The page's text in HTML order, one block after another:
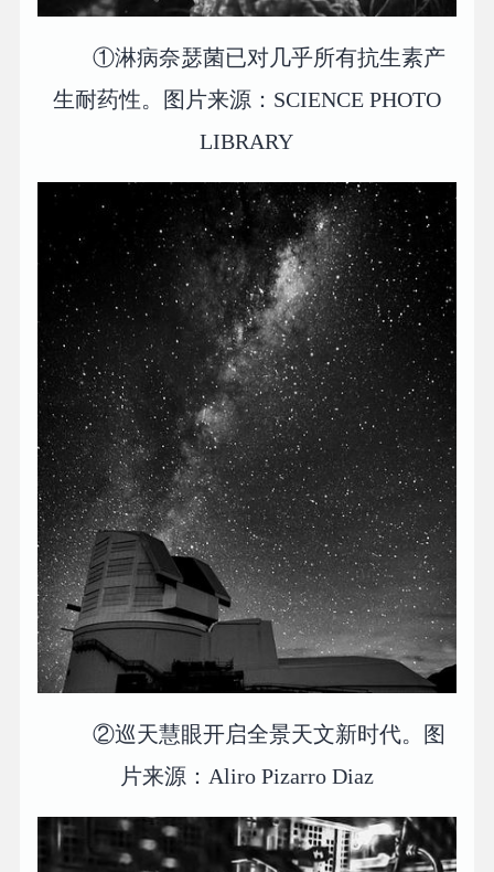
①淋病奈瑟菌已对几乎所有抗生素产
生耐药性。图片来源：SCIENCE PHOTO
LIBRARY
②巡天慧眼开启全景天文新时代。图
片来源：Aliro Pizarro Diaz